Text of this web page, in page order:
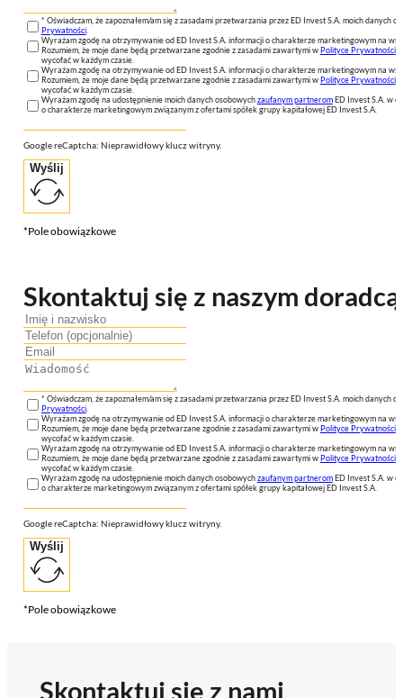
* Oświadczam, że zapoznałem/am się z zasadami przetwarzania przez ED Invest S.A. moich danych
Prywatności.
Wyrażam zgodę na otrzymywanie od ED Invest S.A. informacji o charakterze marketingowym na
Rozumiem, że moje dane będą przetwarzane zgodnie z zasadami zawartymi wPolityce Prywatności
wycofać w każdym czasie.
Wyrażam zgodę na otrzymywanie od ED Invest S.A. informacji o charakterze marketingowym na
Rozumiem, że moje dane będą przetwarzane zgodnie z zasadami zawartymi wPolityce Prywatności
wycofać w każdym czasie.
Wyrażam zgodę na udostępnienie moich danych osobowychzaufanym partneromED Invest S.A. w
o charakterze marketingowym związanym z ofertami spółek grupy kapitałowej ED Invest S.A.
Google reCaptcha: Nieprawidłowy klucz witryny.
Wyślij
*Pole obowiązkowe
Skontaktuj się z naszym doradcą
* Oświadczam, że zapoznałem/am się z zasadami przetwarzania przez ED Invest S.A. moich danych
Prywatności.
Wyrażam zgodę na otrzymywanie od ED Invest S.A. informacji o charakterze marketingowym na
Rozumiem, że moje dane będą przetwarzane zgodnie z zasadami zawartymi wPolityce Prywatności
wycofać w każdym czasie.
Wyrażam zgodę na otrzymywanie od ED Invest S.A. informacji o charakterze marketingowym na
Rozumiem, że moje dane będą przetwarzane zgodnie z zasadami zawartymi wPolityce Prywatności
wycofać w każdym czasie.
Wyrażam zgodę na udostępnienie moich danych osobowychzaufanym partneromED Invest S.A. w
o charakterze marketingowym związanym z ofertami spółek grupy kapitałowej ED Invest S.A.
Google reCaptcha: Nieprawidłowy klucz witryny.
Wyślij
*Pole obowiązkowe
Skontaktuj się z nami